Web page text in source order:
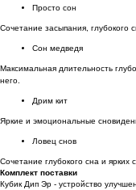
Просто сон
Сочетание засыпания, глубокого
Сон медведя
Максимальная длительность
него.
Дрим кит
Яркие и эмоциональные
Ловец снов
Сочетание глубокого сна и ярких
Комплект поставки
Кубик Дип Эр - устройство